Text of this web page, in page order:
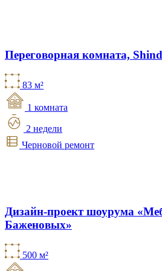
Переговорная комната,
83 м²
1 комната
2 недели
Черновой ремонт
Дизайн-проект шоурума
Баженовых»
500 м²